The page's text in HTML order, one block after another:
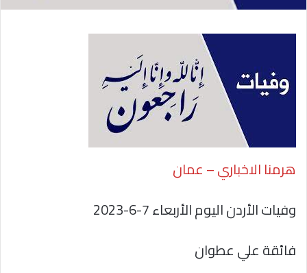
هرمنا الاخباري – عمان
وفيات الأردن اليوم الأربعاء 7-6-2023
فائقة علي عطوان